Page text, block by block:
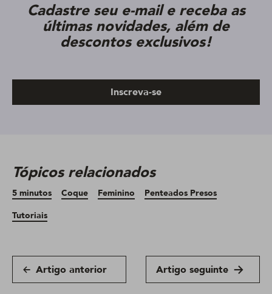
Cadastre seu e-mail e receba as
últimas novidades, além de
descontos exclusivos!
Inscreva-se
Tópicos relacionados
5 minutos Coque Feminino
Penteados Presos
Tutoriais
Artigo anterior Artigo seguinte